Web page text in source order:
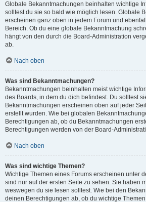
Globale Bekanntmachungen beinhalten wichtige
solltest du sie so bald wie möglich lesen. Globale
erscheinen ganz oben in jedem Forum und
Bereich. Ob du eine globale Bekanntmachung
hängt von den durch die Board-Administration
ab.
Nach oben
Was sind Bekanntmachungen?
Bekanntmachungen beinhalten meist wichtige
des Boards, in dem du dich befindest. Du solltest
Bekanntmachungen erscheinen oben auf jeder
erstellt wurden. Wie bei globalen
Berechtigungen ab, ob du Bekanntmachungen
Berechtigungen werden von der Board-
Nach oben
Was sind wichtige Themen?
Wichtige Themen eines Forums erscheinen unter
sind nur auf der ersten Seite zu sehen. Sie haben
weswegen du sie lesen solltest. Wie bei den
deinen Berechtigungen ab, ob du wichtige